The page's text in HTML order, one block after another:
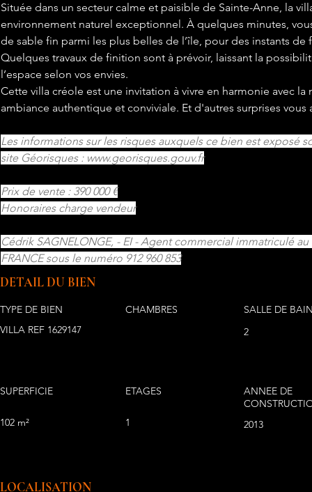
Située dans un secteur calme et paisible de Sainte-Anne, la
environnement naturel exceptionnel. À quelques minutes,
de sable fin parmi les plus belles de l’île, pour des instants
Quelques travaux de finition sont à prévoir, laissant la
l’espace selon vos envies.
Cette villa créole est une invitation à vivre en harmonie avec la
ambiance authentique et conviviale. Et d'autres surprises vous
Les informations sur les risques auxquels ce bien est exposé
site Géorisques : www.georisques.gouv.fr
Prix de vente : 390 000 €
Honoraires charge vendeur
Cédrik SAGNELONGE, - EI - Agent commercial immatriculé au
FRANCE sous le numéro 912 960 853
DETAIL DU BIEN
TYPE DE BIEN
VILLA REF 1629147
CHAMBRES
SALLE DE
2
SUPERFICIE ETAGES
ANNEE DE
102 m²
1 2013
LOCALISATION